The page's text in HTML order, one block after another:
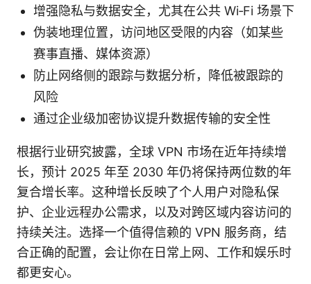
增强隐私与数据安全，尤其在公共 Wi‑Fi 场景下
伪装地理位置，访问地区受限的内容（如某些
赛事直播、媒体资源）
防止网络侧的跟踪与数据分析，降低被跟踪的
风险
通过企业级加密协议提升数据传输的安全性
根据行业研究披露，全球 VPN 市场在近年持续增
长，预计 2025 年至 2030 年仍将保持两位数的年
复合增长率。这种增长反映了个人用户对隐私保
护、企业远程办公需求，以及对跨区域内容访问的
持续关注。选择一个值得信赖的 VPN 服务商，结
合正确的配置，会让你在日常上网、工作和娱乐时
都更安心。